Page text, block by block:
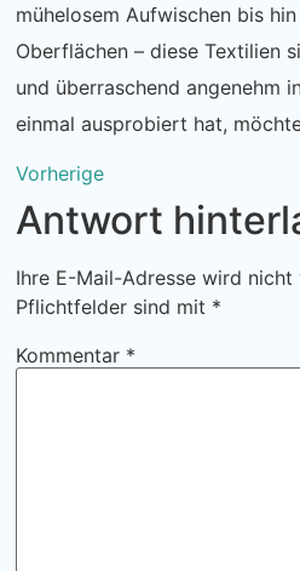
mühelosem Aufwischen bis
Oberflächen – diese Textilien
und überraschend angenehm
einmal ausprobiert hat,
Vorherige
Antwort
Ihre E-Mail-Adresse wird
Pflichtfelder sind mit *
Kommentar *